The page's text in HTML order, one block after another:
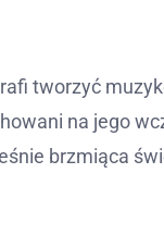
tworzyć
na jego
brzmiąca